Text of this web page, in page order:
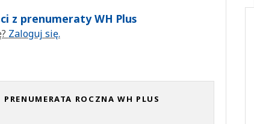
z prenumeraty WH Plus
Zaloguj się.
PRENUMERATA ROCZNA WH PLUS